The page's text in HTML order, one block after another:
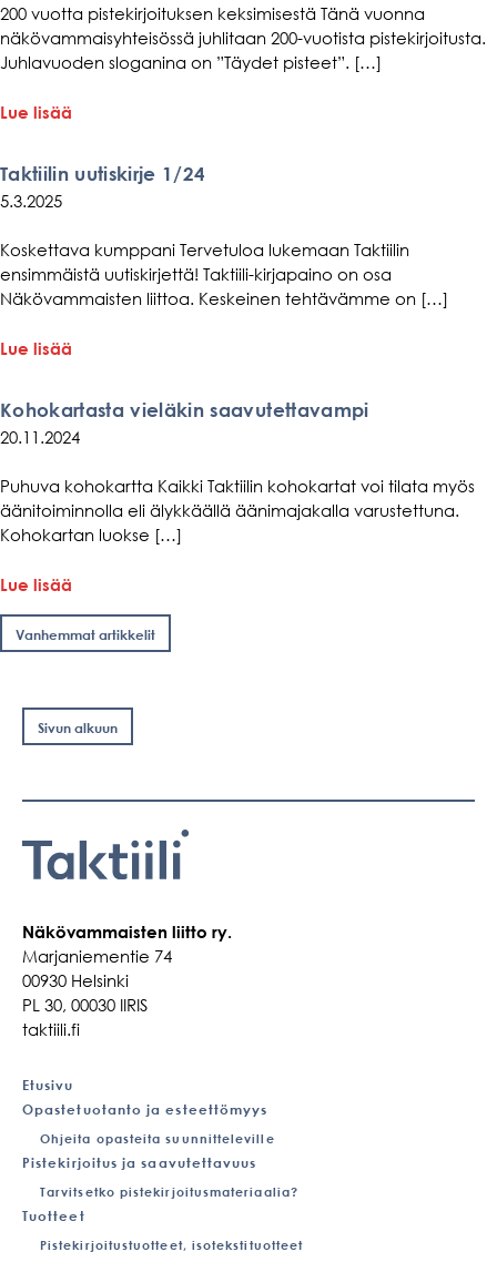
200 vuotta pistekirjoituksen keksimisestä Tänä vuonna
näkövammaisyhteisössä juhlitaan 200-vuotista pistekirjoitusta.
Juhlavuoden sloganina on ”Täydet pisteet”. […]
Lue lisää
1/25
Taktiilin uutiskirje 1/24
5.3.2025
Koskettava kumppani Tervetuloa lukemaan Taktiilin
ensimmäistä uutiskirjettä! Taktiili-kirjapaino on osa
Näkövammaisten liittoa. Keskeinen tehtävämme on […]
Lue lisää
1/24
Kohokartasta vieläkin saavutettavampi
20.11.2024
Puhuva kohokartta Kaikki Taktiilin kohokartat voi tilata myös
äänitoiminnolla eli älykkäällä äänimajakalla varustettuna.
Kohokartan luokse […]
Lue lisää
vieläkin
saavutettavampi
Artikkelien
selaus
Vanhemmat artikkelit
Sivun alkuun
Näkövammaisten liitto ry.
Marjaniementie 74
00930 Helsinki
PL 30, 00030 IIRIS
taktiili.fi
Etusivu
Opastetuotanto ja esteettömyys
Ohjeita opasteita suunnitteleville
Pistekirjoitus ja saavutettavuus
Tarvitsetko pistekirjoitusmateriaalia?
Tuotteet
Pistekirjoitustuotteet, isotekstituotteet